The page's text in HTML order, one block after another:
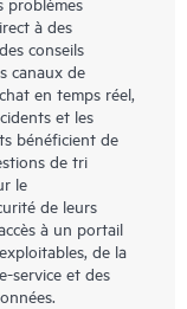
à des
conseils
canaux de
en temps réel,
et les
bénéficient de
de tri
le
de leurs
à un portail
de la
service et des